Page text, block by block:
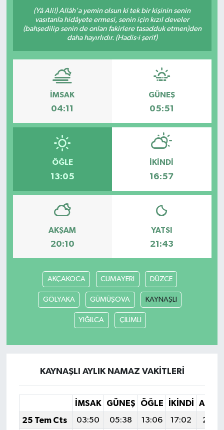
(Yâ Ali!) Allâh'a yemin olsun ki tek bir kişinin senin
vasıtanla hidâyete ermesi, senin için kızıl develer
(bahşedilip senin de onları fakirlere tasadduk etmen)den
daha hayırlıdır. (Hadis-i şerif)
İMSAK
04:11
GÜNEŞ
05:51
ÖĞLE
13:05
İKINDI
16:57
AKŞAM
20:10
YATSI
21:43
AKÇAKOCA CUMAYERİ DÜZCE
GÖLYAKA GÜMÜŞOVA KAYNAŞLI
YIĞILCA ÇİLİMLİ
KAYNAŞLI AYLIK NAMAZ VAKITLERI
İMSAK GÜNEŞ ÖĞLE İKINDI
25 Tem Cts
03:50 05:38 13:06 17:02